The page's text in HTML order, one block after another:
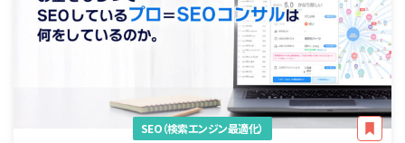
SEO（検索エンジン最適化）